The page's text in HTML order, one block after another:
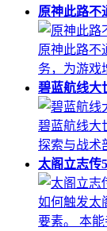
原神此路不
原神此路不
务，为游戏
碧蓝航线大
碧蓝航线大
探索与战术
太阁立志传
如何触发太
要素。 本